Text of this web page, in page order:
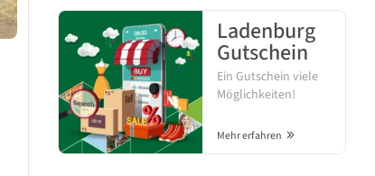
Ladenburg
Gutschein
Ein Gutschein viele
Möglichkeiten!
Mehr erfahren